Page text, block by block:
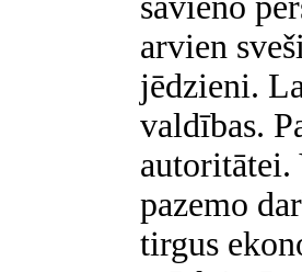
arvien
jēdzieni.
valdības.
autoritātei.
pazemo
tirgus